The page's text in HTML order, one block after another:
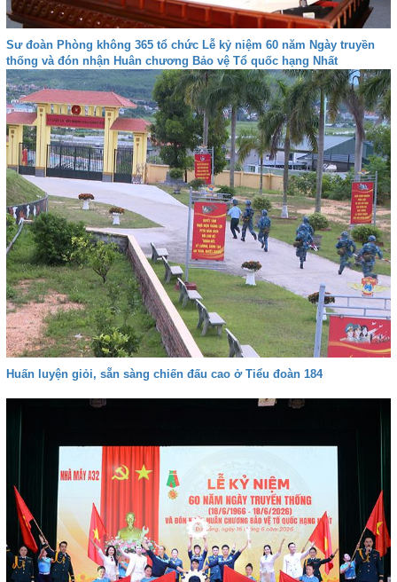
Sư đoàn Phòng không 365 tổ chức Lễ kỷ niệm 60 năm Ngày truyền
thống và đón nhận Huân chương Bảo vệ Tổ quốc hạng Nhất
Huấn luyện giỏi, sẵn sàng chiến đấu cao ở Tiểu đoàn 184